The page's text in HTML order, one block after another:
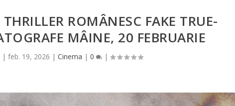
ROMÂNESC FAKE TRUE-
MÂINE, 20 FEBRUARIE
|feb. 19, 2026 |Cinema |0 |